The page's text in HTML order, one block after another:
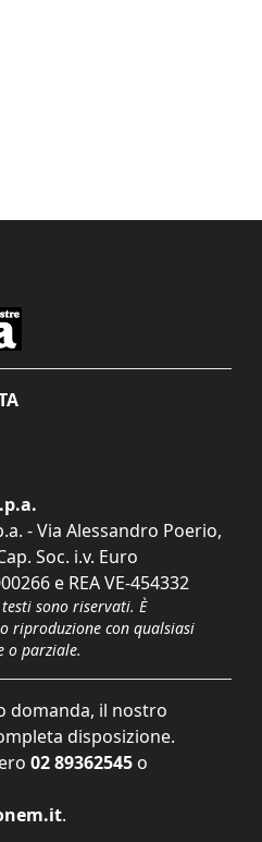
- Via Alessandro Poerio,
Soc. i.v. Euro
e REA VE-454332
sono riservati. È
riproduzione con qualsiasi
o parziale.
domanda, il nostro
disposizione.
02 89362545 o
.